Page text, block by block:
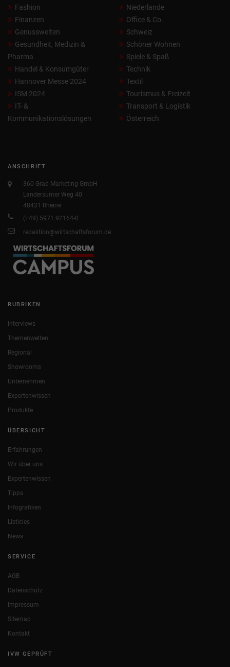
Fashion
Finanzen
Genusswelten
Gesundheit, Medizin &
Pharma
Handel & Konsumgüter
Hannover Messe 2024
ISM 2024
IT- &
Kommunikationslösungen
Niederlande
Office & Co.
Schweiz
Schöner Wohnen
Spiele & Spaß
Technik
Textil
Tourismus & Freizeit
Transport & Logistik
Österreich
ANSCHRIFT
360 Grad Marketing GmbH
Landersumer Weg 40
48431 Rheine
(+49) 5971 92164-0
redaktion@wirtschaftsforum.de
RUBRIKEN
Interviews
Themenwelten
Regional
Showrooms
Unternehmen
Expertenwissen
Produkte
ÜBERSICHT
Erfahrungen
Wir über uns
Expertenwissen
Tipps
Infografiken
Listicles
News
SERVICE
AGB
Datenschutz
Impressum
Sitemap
Kontakt
IVW GEPRÜFT